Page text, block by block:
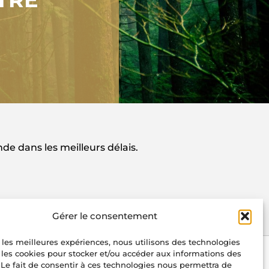
Gérer le consentement
meilleures expériences, nous utilisons des technologies
cookies pour stocker et/ou accéder aux informations des
fait de consentir à ces technologies nous permettra de
dans les meilleurs délais.
•Mentions légales•Politique de confidentialité